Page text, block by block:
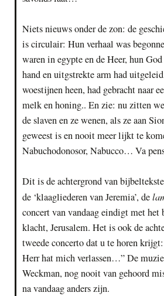
Niets nieuws onder de zon: de
is circulair: Hun verhaal was
waren in egypte en de Heer, hun
hand en uitgstrekte arm had
woestijnen heen, had gebracht naar
melk en honing.. En zie: nu zitten
de slaven en ze wenen, als ze aan
geweest is en nooit meer lijkt te
Nabuchodonosor, Nabucco… Va
Dit is de achtergrond van
de ‘klaagliederen van Jeremia’, de
concert van vandaag eindigt met het
klacht, Jerusalem. Het is ook de
tweede concerto dat u te horen
Herr hat mich verlassen…” De
Weckman, nog nooit van gehoord
na vandaag anders zijn.